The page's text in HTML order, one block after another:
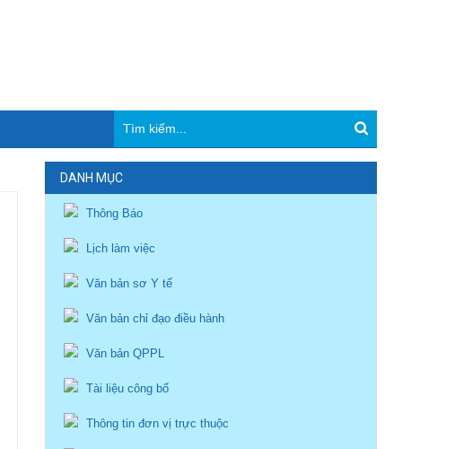
DANH MỤC
Thông Báo
Lịch làm việc
Văn bản sơ Y tế
Văn bản chỉ đạo điều hành
Văn bản QPPL
Tài liệu công bố
Thông tin đơn vị trực thuộc